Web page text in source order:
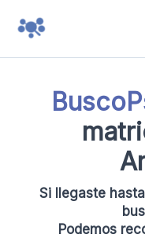
Si llegaste
Podemos